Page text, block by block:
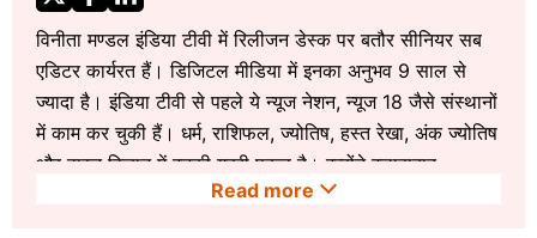
विनीता मण्डल इंडिया टीवी में रिलीजन डेस्क पर बतौर सीनियर सब
एडिटर कार्यरत हैं। डिजिटल मीडिया में इनका अनुभव 9 साल से
ज्यादा है। इंडिया टीवी से पहले ये न्यूज नेशन, न्यूज 18 जैसे संस्थानों
में काम कर चुकी हैं। धर्म, राशिफल, ज्योतिष, हस्त रेखा, अंक ज्योतिष
और वास्तु विज्ञान में इनकी गहरी पकड़ है। इन्होंने इलाहाबाद
विश्वविद्यालय (Allahabad University) से पत्रकारिता में
Read more